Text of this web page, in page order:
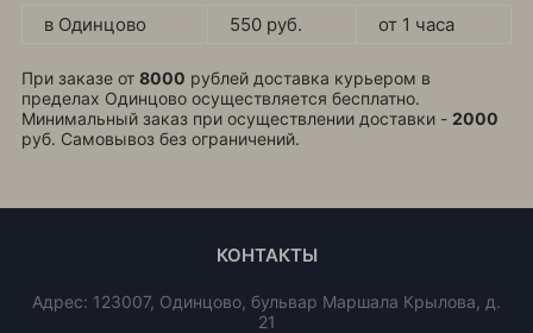
в Одинцово
550 руб. от 1 часа
При заказе от 8000 рублей доставка курьером в
пределах Одинцово осуществляется бесплатно.
Минимальный заказ при осуществлении доставки - 2000
руб. Самовывоз без ограничений.
КОНТАКТЫ
Адрес: 123007, Одинцово, бульвар Маршала Крылова, д.
21